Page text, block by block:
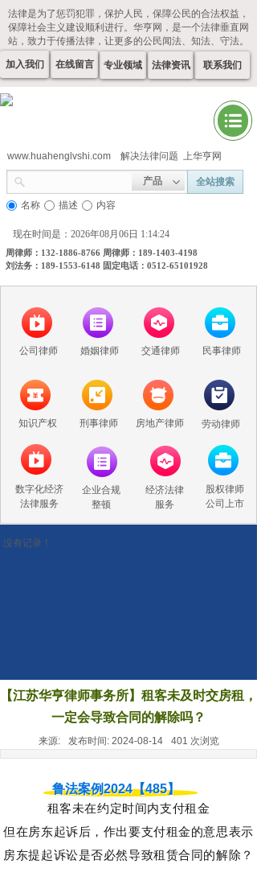
法律是为了惩罚犯罪，保护人民，保障公民的合法权益，
保障社会主义建设顺利进行。华亨网，是一个法律垂直网
站，致力于传播法律，让更多的公民闻法、知法、守法。
在线留言 专业领域 法律资讯 联系我们
加入我们
产品 全站搜索
名称 描述 内容
现在时间是：2026年08月06日 1:14:25
www.huahenglvshi.com 解决法律问题 上华亨网
周律师：132-1886-8766 周律师：189-1403-4198
刘法务：189-1553-6148 固定电话：0512-65101928
股权律师
公司上市
数字化经济
法律服务
经济法律
服务
企业合规
整顿
公司律师 婚姻律师 交通律师 民事律师
知识产权 刑事律师 房地产律师 劳动律师
没有记录！
【江苏华亨律师事务所】租客未及时交房租，
一定会导致合同的解除吗？
来源: 发布时间: 2024-08-14 401 次浏览
鲁法案例2024【485】
租客未在约定时间内支付租金
但在房东起诉后，作出要支付租金的意思表示
房东提起诉讼是否必然导致租赁合同的解除？